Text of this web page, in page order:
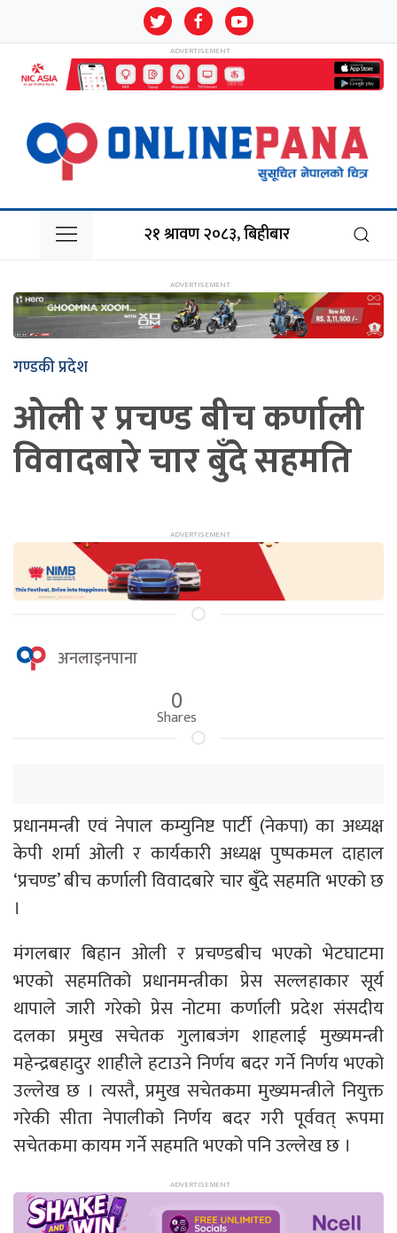
२१ श्रावण २०८३, बिहीबार
गण्डकी प्रदेश
ओली र प्रचण्ड बीच कर्णाली
विवादबारे चार बुँदे सहमति
अनलाइनपाना
0
Shares
प्रधानमन्त्री एवं नेपाल कम्युनिष्ट पार्टी (नेकपा) का अध्यक्ष
केपी शर्मा ओली र कार्यकारी अध्यक्ष पुष्पकमल दाहाल
‘प्रचण्ड’ बीच कर्णाली विवादबारे चार बुँदे सहमति भएको छ
।
मंगलबार बिहान ओली र प्रचण्डबीच भएको भेटघाटमा
भएको सहमतिको प्रधानमन्त्रीका प्रेस सल्लहाकार सूर्य
थापाले जारी गरेको प्रेस नोटमा कर्णाली प्रदेश संसदीय
दलका प्रमुख सचेतक गुलाबजंग शाहलाई मुख्यमन्त्री
महेन्द्रबहादुर शाहीले हटाउने निर्णय बदर गर्ने निर्णय भएको
उल्लेख छ । त्यस्तै, प्रमुख सचेतकमा मुख्यमन्त्रीले नियुक्त
गरेकी सीता नेपालीको निर्णय बदर गरी पूर्ववत् रूपमा
सचेतकमा कायम गर्ने सहमति भएको पनि उल्लेख छ ।